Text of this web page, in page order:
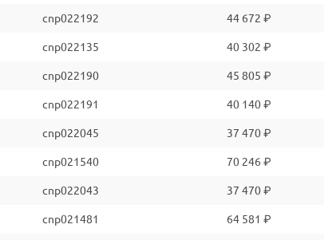
cnp022192 44 672 ₽
cnp022135 40 302 ₽
cnp022190 45 805 ₽
cnp022191 40 140 ₽
cnp022045 37 470 ₽
cnp021540 70 246 ₽
cnp022043 37 470 ₽
cnp021481 64 581 ₽